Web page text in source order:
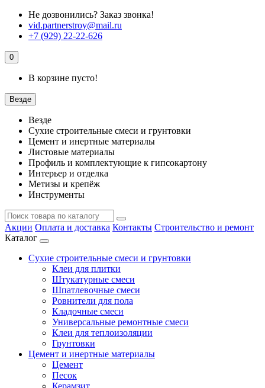
Не дозвонились? Заказ звонка!
vid.partnerstroy@mail.ru
+7 (929) 22-22-626
0
В корзине пусто!
Везде
Везде
Сухие строительные смеси и грунтовки
Цемент и инертные материалы
Листовые материалы
Профиль и комплектующие к гипсокартону
Интерьер и отделка
Метизы и крепёж
Инструменты
Акции Оплата и доставка Контакты Строительство и ремонт
Каталог
Сухие строительные смеси и грунтовки
Клеи для плитки
Штукатурные смеси
Шпатлевочные смеси
Ровнители для пола
Кладочные смеси
Универсальные ремонтные смеси
Клеи для теплоизоляции
Грунтовки
Цемент и инертные материалы
Цемент
Песок
Керамзит